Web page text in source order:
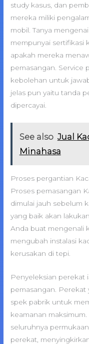
study kasus, dan
mereka miliki
mobil. Tanya
mempunyai sertifikasi
apakah mereka
pemasangan. Service
kebolehan untuk
jelas pun yaitu tanda
dipercayai.
See also Jual
Minahasa
Proses pergantian
Proses pemasangan
dimulai jauh sebelum
yang baik akan
Anda buat mengenali
mengubah instalasi
kerusakan di tepi.
Penyeleksian perekat
pemasangan. Perekat
spek pabrik untuk
keamanan
seluruhnya
perekat,